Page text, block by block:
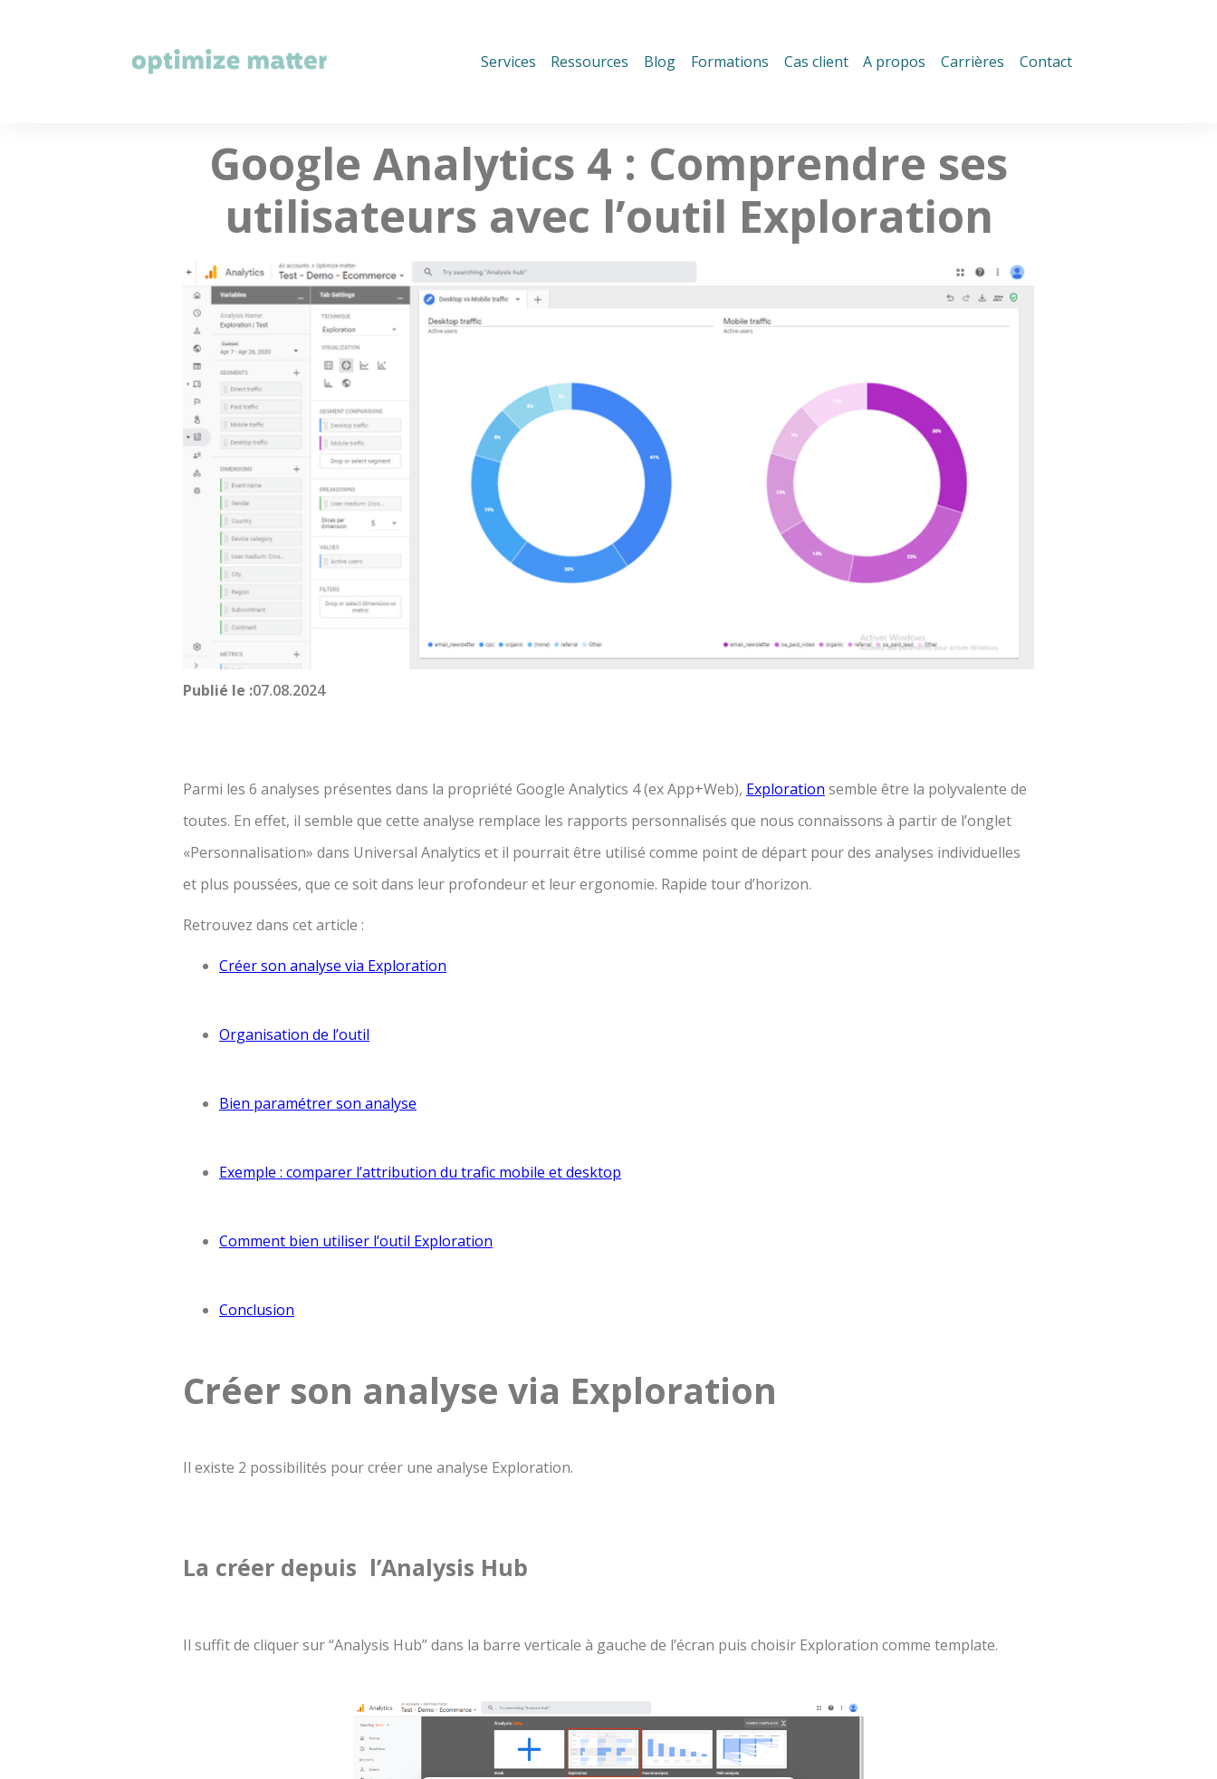
Services Ressources Blog Formations Cas client A propos Carrières Contact
Google Analytics 4 : Comprendre ses
utilisateurs avec l’outil Exploration
Publié le :07.08.2024
Parmi les 6 analyses présentes dans la propriété Google Analytics 4 (ex App+Web), Exploration semble être la polyvalente de
toutes. En effet, il semble que cette analyse remplace les rapports personnalisés que nous connaissons à partir de l’onglet
«Personnalisation» dans Universal Analytics et il pourrait être utilisé comme point de départ pour des analyses individuelles
et plus poussées, que ce soit dans leur profondeur et leur ergonomie. Rapide tour d’horizon.
Retrouvez dans cet article :
Créer son analyse via Exploration
Organisation de l’outil
Bien paramétrer son analyse
Exemple : comparer l’attribution du trafic mobile et desktop
Comment bien utiliser l’outil Exploration
Conclusion
Créer son analyse via Exploration
Il existe 2 possibilités pour créer une analyse Exploration.
La créer depuis l’Analysis Hub
Il suffit de cliquer sur “Analysis Hub” dans la barre verticale à gauche de l’écran puis choisir Exploration comme template.